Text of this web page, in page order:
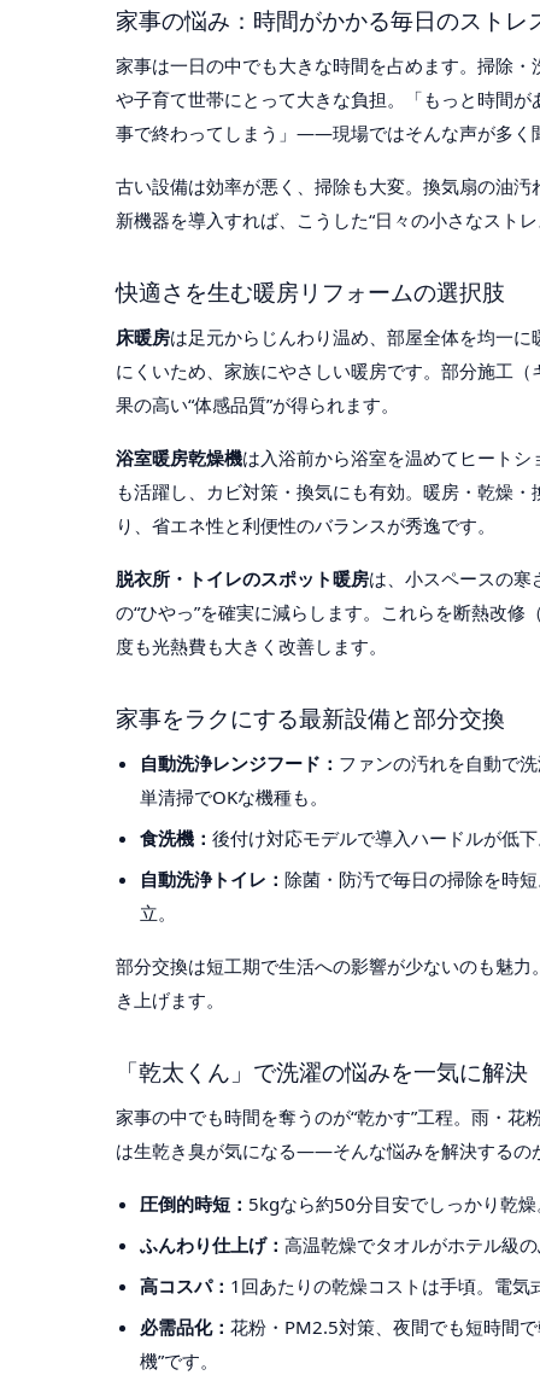
家事の悩み：時間がかかる毎日のストレ
家事は一日の中でも大きな時間を占めます。掃除
や子育て世帯にとって大きな負担。「もっと時間
事で終わってしまう」——現場ではそんな声が多く
古い設備は効率が悪く、掃除も大変。換気扇の油
新機器を導入すれば、こうした“日々の小さなスト
快適さを生む暖房リフォームの選択肢
床暖房は足元からじんわり温め、部屋全体を均一
にくいため、家族にやさしい暖房です。部分施工
果の高い“体感品質”が得られます。
浴室暖房乾燥機は入浴前から浴室を温めてヒート
も活躍し、カビ対策・換気にも有効。暖房・乾燥
り、省エネ性と利便性のバランスが秀逸です。
脱衣所・トイレのスポット暖房は、小スペースの
の“ひやっ”を確実に減らします。これらを断熱改
度も光熱費も大きく改善します。
家事をラクにする最新設備と部分交換
自動洗浄レンジフード： ファンの汚れを自動で
単清掃でOKな機種も。
食洗機： 後付け対応モデルで導入ハードルが低
自動洗浄トイレ： 除菌・防汚で毎日の掃除を時
立。
部分交換は短工期で生活への影響が少ないのも魅
き上げます。
「乾太くん」で洗濯の悩みを一気に解決
家事の中でも時間を奪うのが“乾かす”工程。雨・
は生乾き臭が気になる——そんな悩みを解決するの
圧倒的時短： 5kgなら約50分目安でしっかり乾
ふんわり仕上げ： 高温乾燥でタオルがホテル級
高コスパ： 1回あたりの乾燥コストは手頃。電
必需品化： 花粉・PM2.5対策、夜間でも短時間
機”です。